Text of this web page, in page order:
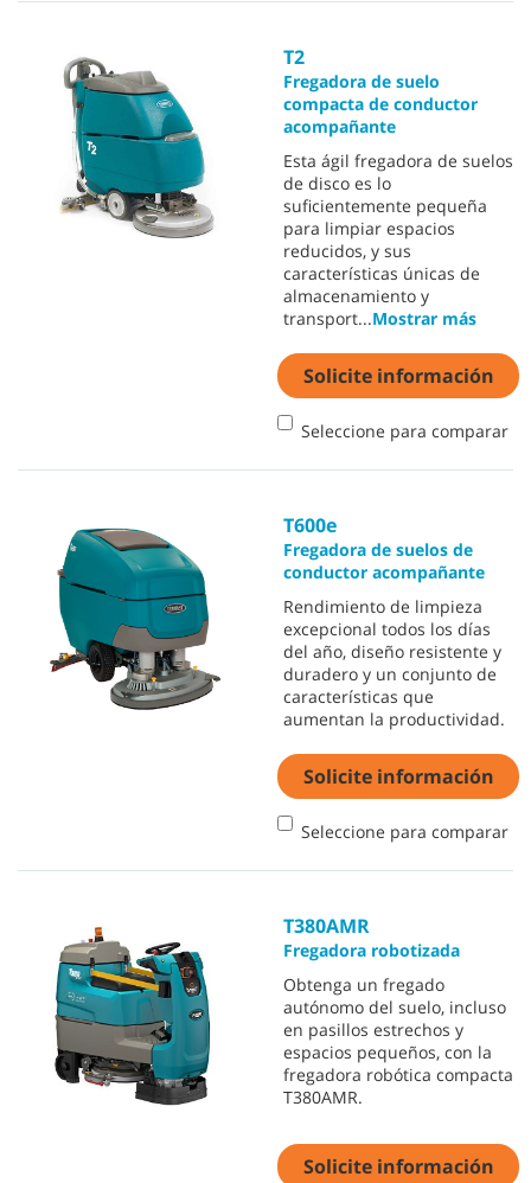
T2
Fregadora de suelo
compacta de conductor
acompañante
Esta ágil fregadora de suelos
de disco es lo
suficientemente pequeña
para limpiar espacios
reducidos, y sus
características únicas de
almacenamiento y
transport...Mostrar más
Solicite información
Seleccione para comparar
T600e
Fregadora de suelos de
conductor acompañante
Rendimiento de limpieza
excepcional todos los días
del año, diseño resistente y
duradero y un conjunto de
características que
aumentan la productividad.
Solicite información
Seleccione para comparar
T380AMR
Fregadora robotizada
Obtenga un fregado
autónomo del suelo, incluso
en pasillos estrechos y
espacios pequeños, con la
fregadora robótica compacta
T380AMR.
Solicite información